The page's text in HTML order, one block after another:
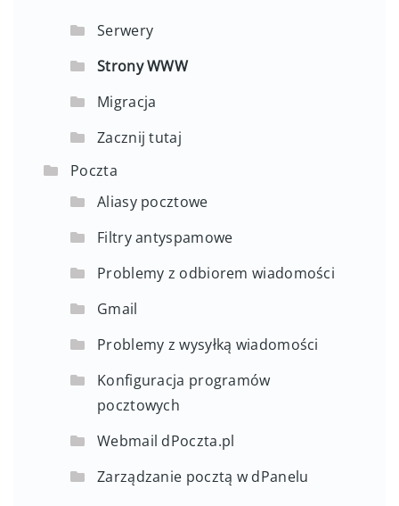
Serwery
Strony WWW
Migracja
Zacznij tutaj
Poczta
Aliasy pocztowe
Filtry antyspamowe
Problemy z odbiorem wiadomości
Gmail
Problemy z wysyłką wiadomości
Konfiguracja programów
pocztowych
Webmail dPoczta.pl
Zarządzanie pocztą w dPanelu